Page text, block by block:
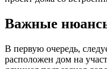
Важные
В первую очередь,
расположен дом на